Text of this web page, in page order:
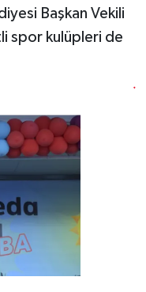
Başkan Vekili
spor kulüpleri de